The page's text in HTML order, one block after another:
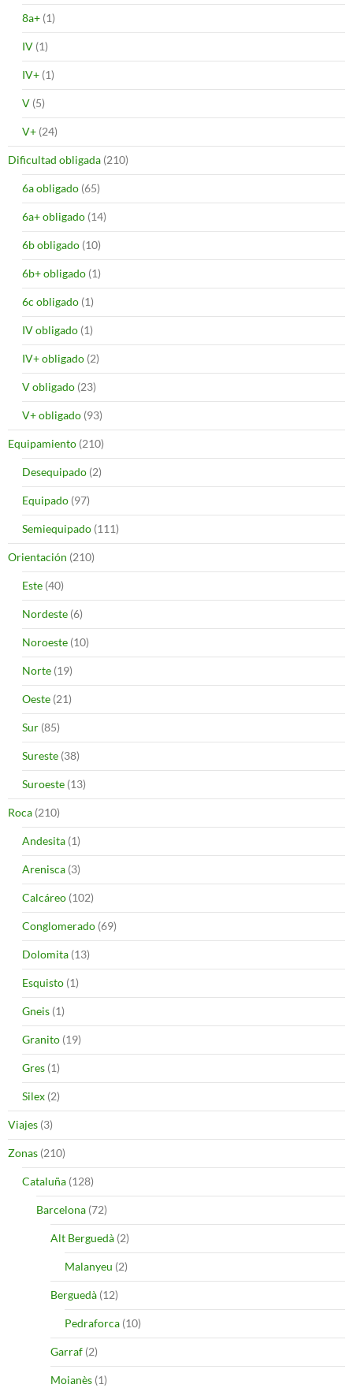
8a+ (1)
IV (1)
IV+ (1)
V (5)
V+ (24)
Dificultad obligada (210)
6a obligado (65)
6a+ obligado (14)
6b obligado (10)
6b+ obligado (1)
6c obligado (1)
IV obligado (1)
IV+ obligado (2)
V obligado (23)
V+ obligado (93)
Equipamiento (210)
Desequipado (2)
Equipado (97)
Semiequipado (111)
Orientación (210)
Este (40)
Nordeste (6)
Noroeste (10)
Norte (19)
Oeste (21)
Sur (85)
Sureste (38)
Suroeste (13)
Roca (210)
Andesita (1)
Arenisca (3)
Calcáreo (102)
Conglomerado (69)
Dolomita (13)
Esquisto (1)
Gneis (1)
Granito (19)
Gres (1)
Silex (2)
Viajes (3)
Zonas (210)
Cataluña (128)
Barcelona (72)
Alt Berguedà (2)
Malanyeu (2)
Berguedà (12)
Pedraforca (10)
Garraf (2)
Moianès (1)